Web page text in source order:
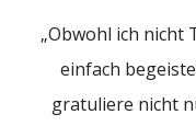
„Obwohl ich nicht
einfach
gratuliere nicht